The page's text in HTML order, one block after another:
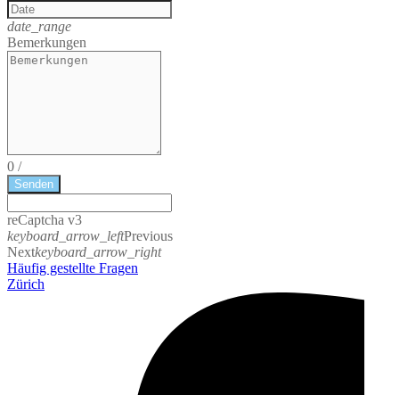
date_range
Bemerkungen
0 /
Senden
reCaptcha v3
keyboard_arrow_leftPrevious
Nextkeyboard_arrow_right
Häufig gestellte Fragen
Zürich